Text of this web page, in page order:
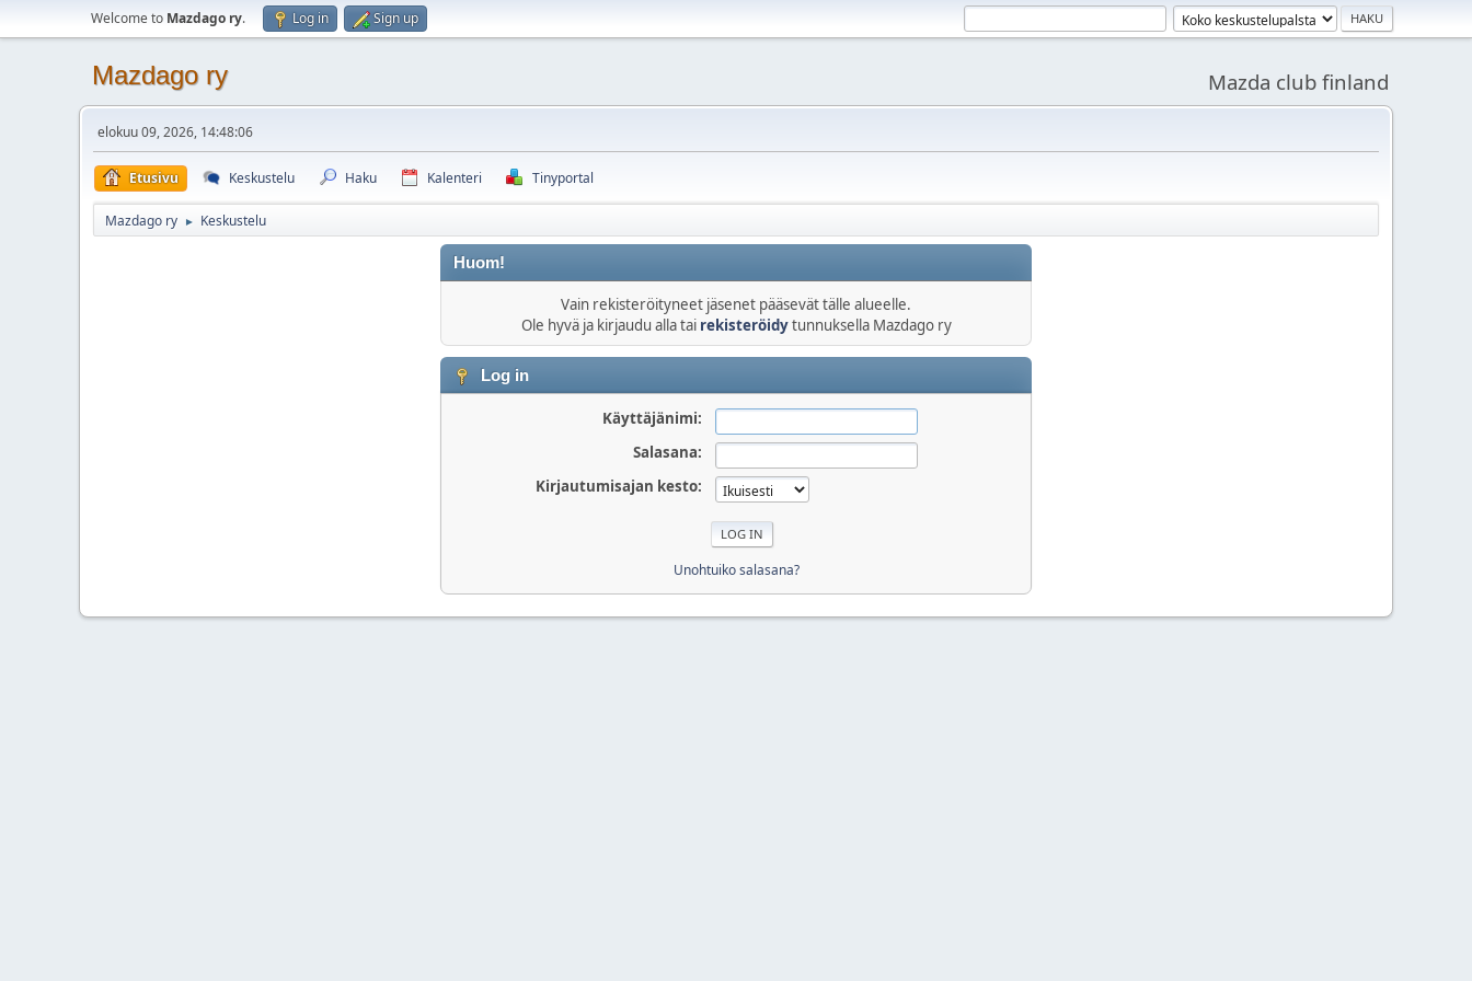
Welcome to Mazdago ry. Log in Sign up
Mazdago ry Mazda club finland
elokuu 09, 2026, 14:48:06
Etusivu Keskustelu Haku Kalenteri Tinyportal
Mazdago ry ► Keskustelu
Huom!
Vain rekisteröityneet jäsenet pääsevät tälle alueelle.
Ole hyvä ja kirjaudu alla tai rekisteröidytunnuksella Mazdago ry
Log in
Käyttäjänimi:
Salasana:
Kirjautumisajan kesto:
Unohtuiko salasana?